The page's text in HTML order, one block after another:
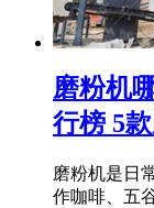
磨粉机
行榜 5
磨粉机是日
作咖啡、五